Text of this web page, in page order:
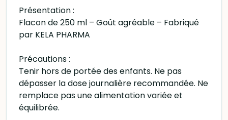
Présentation :
Flacon de 250 ml – Goût agréable – Fabriqué
par KELA PHARMA
Précautions :
Tenir hors de portée des enfants. Ne pas
dépasser la dose journalière recommandée. Ne
remplace pas une alimentation variée et
équilibrée.